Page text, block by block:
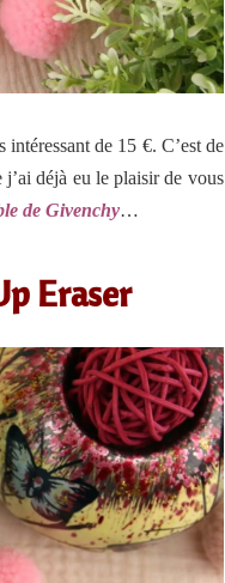
intéressant de 15 €. C’est de
j’ai déjà eu le plaisir de vous
de Givenchy…
Eraser